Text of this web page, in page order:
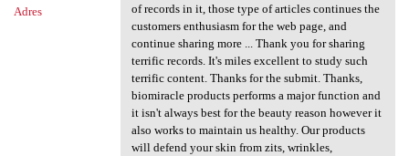
Adres
of records in it, those type of articles continues the
customers enthusiasm for the web page, and
continue sharing more ... Thank you for sharing
terrific records. It's miles excellent to study such
terrific content. Thanks for the submit. Thanks,
biomiracle products performs a major function and
it isn't always best for the beauty reason however it
also works to maintain us healthy. Our products
will defend your skin from zits, wrinkles,